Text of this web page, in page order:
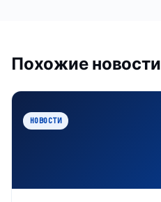
Похожие новости
НОВОСТИ